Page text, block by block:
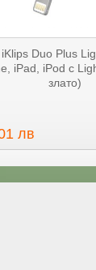
Duo Plus
iPad, iPod с
злато)
лв